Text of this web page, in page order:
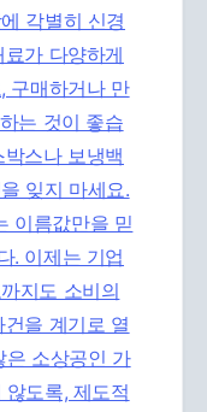
각별히 신경
가 다양하게
구매하거나 만
는 것이 좋습
스나 보냉백
잊지 마세요.
이름값만을 믿
. 이제는 기업
지도 소비의
을 계기로 열
은 소상공인 가
도록, 제도적